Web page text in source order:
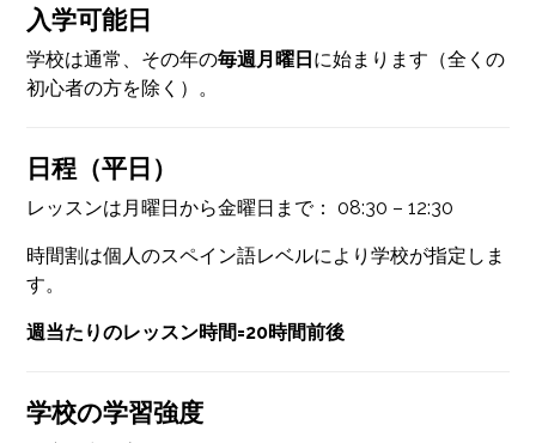
入学可能日
学校は通常、その年の毎週月曜日 に始まります（全くの
初心者の方を除く）。
日程（平日）
レッスンは月曜日から金曜日まで： 08:30 – 12:30
時間割は個人のスペイン語レベルにより学校が指定しま
す。
週当たりのレッスン時間=20時間前後
学校の学習強度